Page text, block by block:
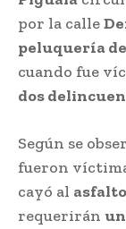
por la calle
peluquería de
cuando fue
dos
Según se
fueron
cayó al asfalto
requerirán